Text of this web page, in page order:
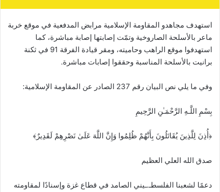
استهدف ‏مجاهدو المقاومة الإسلامية مرابض ‏المدفعية في موقع خربة
ماعر بالأسلحة الصاروخية وتمّت إصابتها إصابة مباشرة، كما
استهدفوا موقع ‏الراهب وحاميته، ومقر قيادة ‏الفرقة 91 في ثكنة
برانيت بالأسلحة المناسبة وحققوا إصابات مباشرة.
وفي ما يلي نص البيان رقم 237 الصادر عن المقاومة الإسلامية:‏ ‌‎ ‎
بِسْمِ اللَّـهِ الرَّحْمَـٰنِ الرَّحِيمِ
﴿أُذِنَ لِلَّذِينَ يُقَاتَلُونَ بِأَنَّهُمْ ظُلِمُوا وَإِنَّ اللَّهَ عَلَىٰ نَصْرِهِمْ لَقَدِيرٌ﴾‏
صدق الله العلي العظيم
دعمًا لشعبنا الفلسطـ.ـيني الصامد في قطاع غزة وإسنادًا لمقاومته